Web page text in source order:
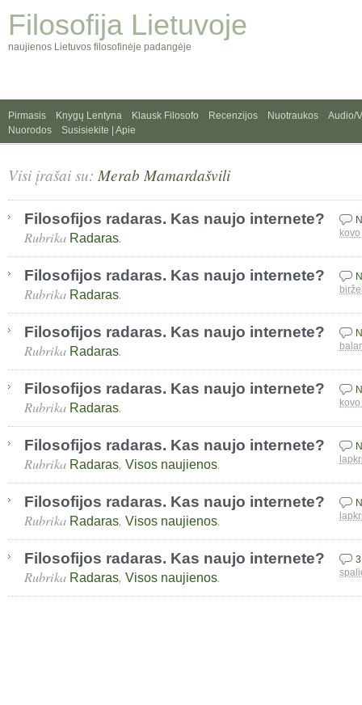
Filosofija Lietuvoje
naujienos Lietuvos filosofinėje padangėje
Pirmasis Knygų Lentyna Klausk Filosofo Recenzijos Nuotraukos
Audio/
Nuorodos
Susisiekite | Apie
Visi įrašai su: Merab Mamardašvili
Filosofijos radaras. Kas naujo internete?
Rubrika Radaras.
Filosofijos radaras. Kas naujo internete?
Rubrika Radaras.
Filosofijos radaras. Kas naujo internete?
Rubrika Radaras.
Filosofijos radaras. Kas naujo internete?
Rubrika Radaras.
Filosofijos radaras. Kas naujo internete?
Rubrika Radaras, Visos naujienos.
Filosofijos radaras. Kas naujo internete?
Rubrika Radaras, Visos naujienos.
Filosofijos radaras. Kas naujo internete?
Rubrika Radaras, Visos naujienos.